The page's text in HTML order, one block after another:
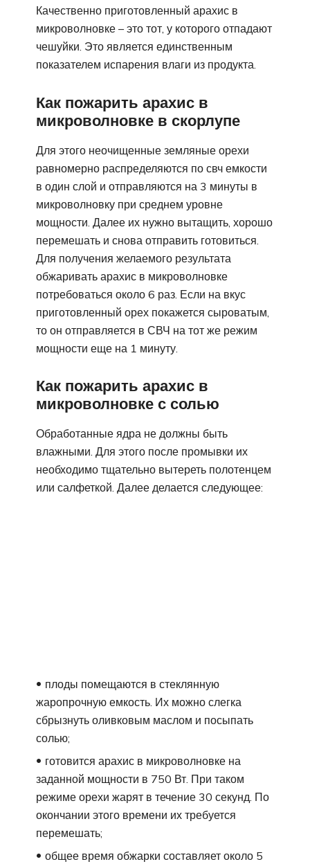
Качественно приготовленный арахис в
микроволновке – это тот, у которого отпадают
чешуйки. Это является единственным
показателем испарения влаги из продукта.
Как пожарить арахис в
микроволновке в скорлупе
Для этого неочищенные земляные орехи
равномерно распределяются по свч емкости
в один слой и отправляются на 3 минуты в
микроволновку при среднем уровне
мощности. Далее их нужно вытащить, хорошо
перемешать и снова отправить готовиться.
Для получения желаемого результата
обжаривать арахис в микроволновке
потребоваться около 6 раз. Если на вкус
приготовленный орех покажется сыроватым,
то он отправляется в СВЧ на тот же режим
мощности еще на 1 минуту.
Как пожарить арахис в
микроволновке с солью
Обработанные ядра не должны быть
влажными. Для этого после промывки их
необходимо тщательно вытереть полотенцем
или салфеткой. Далее делается следующее:
плоды помещаются в стеклянную
жаропрочную емкость. Их можно слегка
сбрызнуть оливковым маслом и посыпать
солью;
готовится арахис в микроволновке на
заданной мощности в 750 Вт. При таком
режиме орехи жарят в течение 30 секунд. По
окончании этого времени их требуется
перемешать;
общее время обжарки составляет около 5